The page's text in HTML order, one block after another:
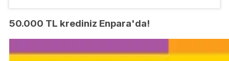
50.000 TL krediniz Enpara'da!